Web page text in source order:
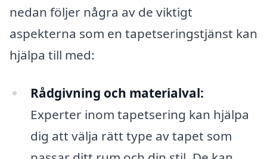
nedan följer några av de viktigt
aspekterna som en tapetseringstjänst kan
hjälpa till med:
Rådgivning och materialval:
Experter inom tapetsering kan hjälpa
dig att välja rätt type av tapet som